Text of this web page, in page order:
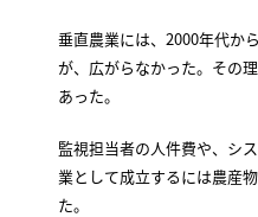
垂直農業には、2000年代か
が、広がらなかった。その
あった。
監視担当者の人件費や、シ
業として成立するには農産
た。